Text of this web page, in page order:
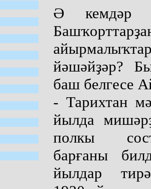
Ә кемдәр
йәшәйҙәр?
баш белгесе
- Тарихтан
йылда
полкы
барғаны
йылдар